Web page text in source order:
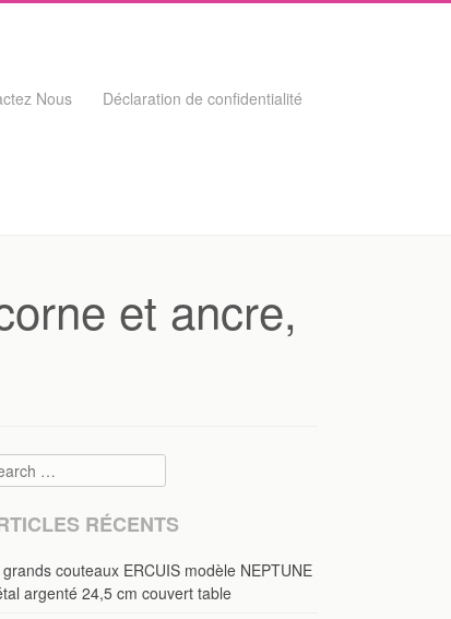
Nous Déclaration de confidentialité
et ancre,
RÉCENTS
grands couteaux ERCUIS modèle NEPTUNE
argenté 24,5 cm couvert table